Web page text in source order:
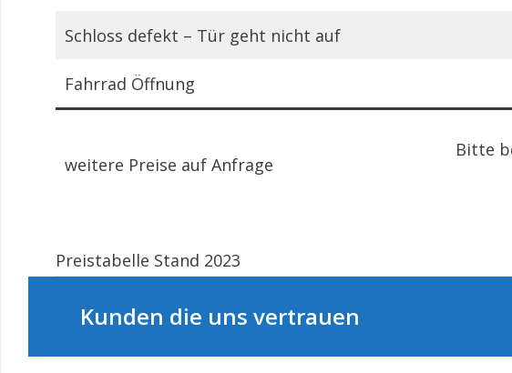
Schloss defekt – Tür geht nicht auf
Fahrrad Öffnung
weitere Preise auf Anfrage
Bitte
Preistabelle Stand 2023
Kunden die uns vertrauen